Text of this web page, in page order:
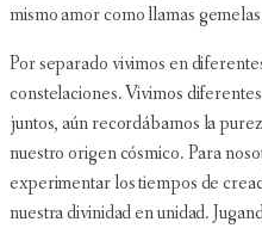
mismo amor como llamas
Por separado vivimos en
constelaciones. Vivimos
juntos, aún recordábamos la
nuestro origen cósmico. Para
experimentar los tiempos de
nuestra divinidad en unidad.